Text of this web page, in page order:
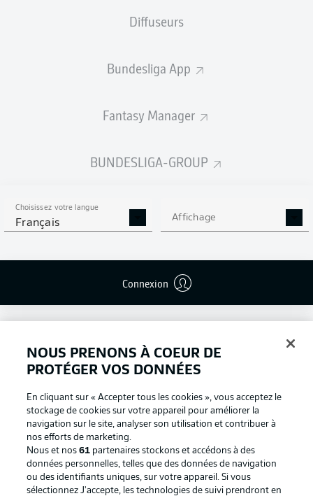
Diffuseurs
Bundesliga App
Fantasy Manager
BUNDESLIGA-GROUP
Choisissez votre langue
Français Affichage
Connexion
Publicité
Football as it's meant to be
NOUS PRENONS À COEUR DE
PROTÉGER VOS DONNÉES
En cliquant sur « Accepter tous les cookies », vous acceptez le
stockage de cookies sur votre appareil pour améliorer la
navigation sur le site, analyser son utilisation et contribuer à
nos efforts de marketing.
Nous et nos61 partenaires stockons et accédons à des
données personnelles, telles que des données de navigation
ou des identifiants uniques, sur votre appareil. Si vous
sélectionnez J'accepte, les technologies de suivi prendront en